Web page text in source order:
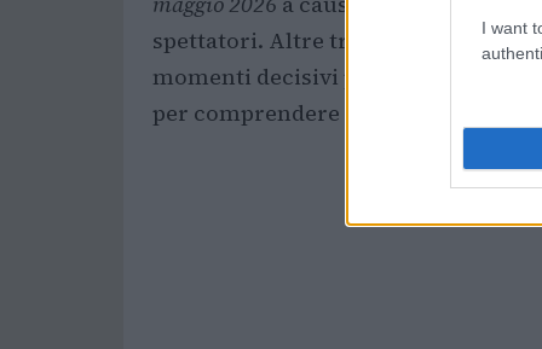
I want
spettatori. Altre trasferte si sono
momenti decisivi per la classifica.
per comprendere l’andamento del